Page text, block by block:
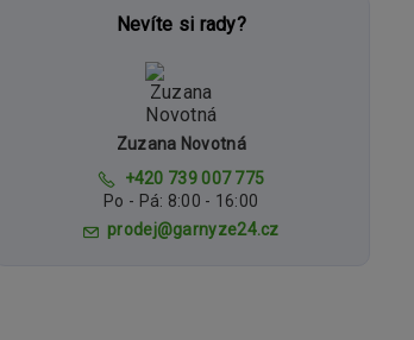
Nevíte si rady?
Zuzana Novotná
+420 739 007 775
Po - Pá: 8:00 - 16:00
prodej@garnyze24.cz